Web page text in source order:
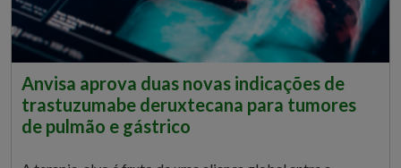
Anvisa aprova duas novas indicações de
trastuzumabe deruxtecana para tumores
de pulmão e gástrico